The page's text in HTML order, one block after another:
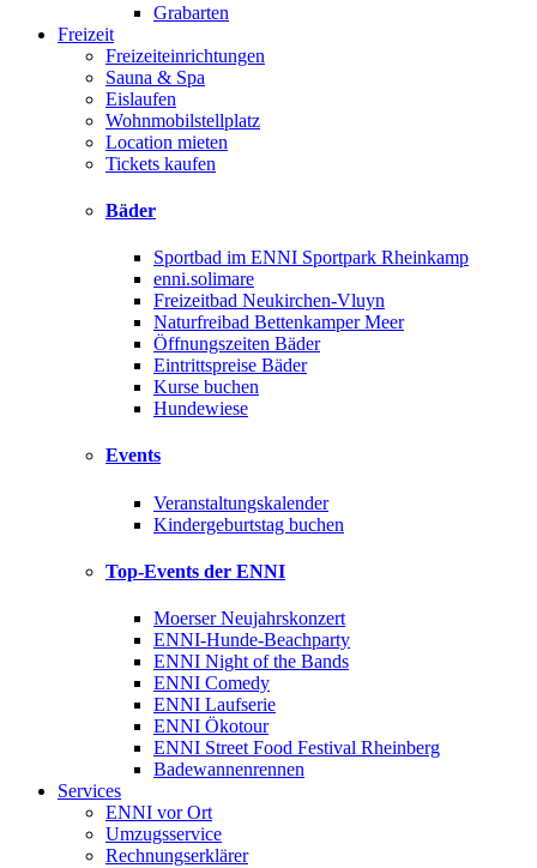
Grabarten
Freizeit
Freizeiteinrichtungen
Sauna & Spa
Eislaufen
Wohnmobilstellplatz
Location mieten
Tickets kaufen
Bäder
Sportbad im ENNI Sportpark Rheinkamp
enni.solimare
Freizeitbad Neukirchen-Vluyn
Naturfreibad Bettenkamper Meer
Öffnungszeiten Bäder
Eintrittspreise Bäder
Kurse buchen
Hundewiese
Events
Veranstaltungskalender
Kindergeburtstag buchen
Top-Events der ENNI
Moerser Neujahrskonzert
ENNI-Hunde-Beachparty
ENNI Night of the Bands
ENNI Comedy
ENNI Laufserie
ENNI Ökotour
ENNI Street Food Festival Rheinberg
Badewannenrennen
Services
ENNI vor Ort
Umzugsservice
Rechnungserklärer